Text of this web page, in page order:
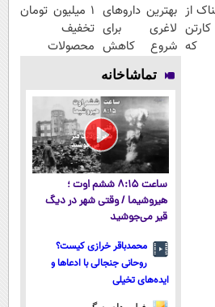
از
که
بهترین داروهای
لاغری برای
شروع کاهش
وزن، ارسال از
داروخانه های
نزدیکت!
۱ میلیون تومان
تخفیف
محصولات
شروع کاهش
وزن
تماشاخانه
ساعت ۸:۱۵ ششم اوت ؛
هیروشیما / وقتی شهر در دیگ
قیر می‌جوشید
محمدباقر خرازی کیست؟
روحانی جنجالی با ادعاها و
ایده‌های تخیلی